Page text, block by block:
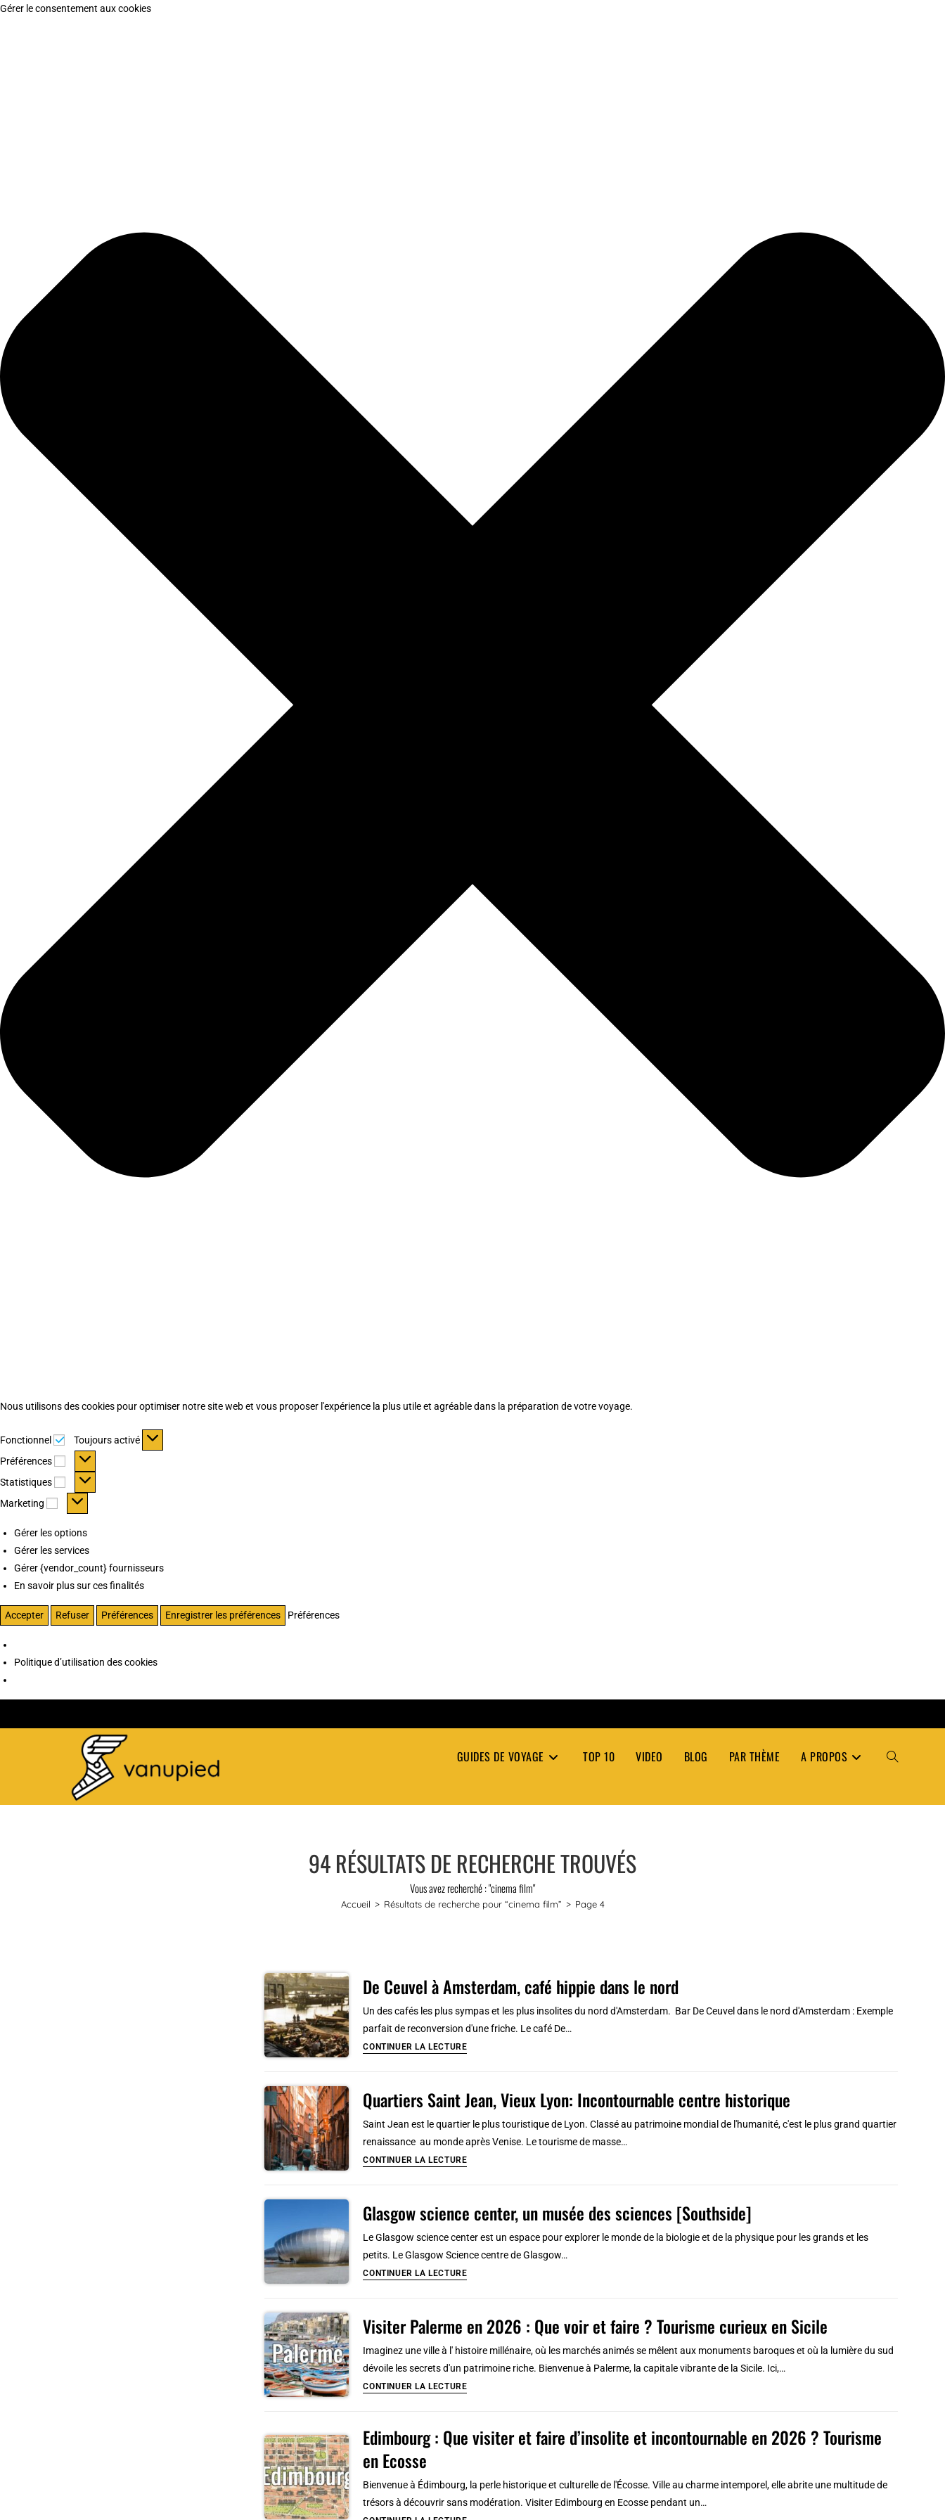
Gérer le consentement aux cookies
Nous utilisons des cookies pour optimiser notre site web et vous proposer l'expérience la plus utile et agréable dans la préparation de votre voyage.
Fonctionnel Fonctionnel
Toujours activé
Préférences
Préférences
Statistiques Statistiques
Marketing Marketing
Gérer les options
Gérer les services
Gérer {vendor_count} fournisseurs
En savoir plus sur ces finalités
Accepter Refuser Préférences Enregistrer les préférences Préférences
Politique d’utilisation des cookies
GUIDES DE VOYAGE TOP 10 VIDEO BLOG PAR THÈME A PROPOS TOGGLE
94RÉSULTATS DE RECHERCHE TROUVÉS
Vous avez recherché : "cinema film"
Accueil > Résultats de recherche pour“cinema film” > Page 4
De Ceuvel à Amsterdam, café hippie dans le nord
Un des cafés les plus sympas et les plus insolites du nord d'Amsterdam. Bar De Ceuvel dans le nord d'Amsterdam : Exemple
parfait de reconversion d'une friche. Le café De…
CONTINUER LA LECTUREDe
Amsterdam,
hippie
dans
le
Quartiers Saint Jean, Vieux Lyon: Incontournable centre historique
Saint Jean est le quartier le plus touristique de Lyon. Classé au patrimoine mondial de l'humanité, c'est le plus grand quartier
renaissance au monde après Venise. Le tourisme de masse…
CONTINUER LA LECTUREQuartiers
Vieux
Incontournable
historique
Glasgow science center, un musée des sciences [Southside]
Le Glasgow science center est un espace pour explorer le monde de la biologie et de la physique pour les grands et les
petits. Le Glasgow Science centre de Glasgow…
CONTINUER LA LECTUREGlasgow
un
[Southside]
Visiter Palerme en 2026 : Que voir et faire ? Tourisme curieux en Sicile
Imaginez une ville à l' histoire millénaire, où les marchés animés se mêlent aux monuments baroques et où la lumière du sud
dévoile les secrets d'un patrimoine riche. Bienvenue à Palerme, la capitale vibrante de la Sicile. Ici,…
CONTINUER LA LECTUREVisiter
2026
voir
et
Edimbourg : Que visiter et faire d’insolite et incontournable en 2026 ? Tourisme
en Ecosse
Bienvenue à Édimbourg, la perle historique et culturelle de l'Écosse. Ville au charme intemporel, elle abrite une multitude de
trésors à découvrir sans modération. Visiter Edimbourg en Ecosse pendant un…